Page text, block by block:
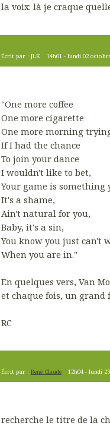
la voix: là je craque
Écrit par : JLK 14h01 -lundi 02
"One more coffee
One more cigarette
One more morning
If I had the chance
To join your dance
I wouldn't like to bet,
Your game is something
It's a shame,
Ain't natural for you,
Baby, it's a sin,
You know you just can't
When you are in."
En quelques vers, Van
et chaque fois, un grand
RC
Écrit par : René Claude 12h04 -lundi 23
recherche le titre de la